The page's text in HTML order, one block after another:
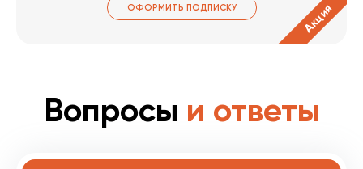
ОФОРМИТЬ ПОДПИСКУ Акция
Вопросы и ответы